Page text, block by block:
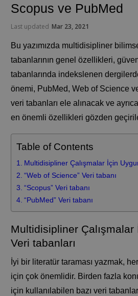
Scopus ve PubMed
Last updated Mar 23, 2021
Bu yazımızda multidisipliner
tabanlarının genel özellikleri,
tabanlarında indekslenen
önemi, PubMed, Web of Science
veri tabanları ele alınacak ve
en önemli özellikleri gözden
Table of Contents
Multidisipliner Çalışmalar İçin
“Web of Science” Veri tabanı
“Scopus” Veri tabanı
“PubMed” Veri tabanı
Multidisipliner
Veri tabanları
İyi bir literatür taraması yazmak,
için çok önemlidir. Birden fazla
için kullanılabilen bazı veri